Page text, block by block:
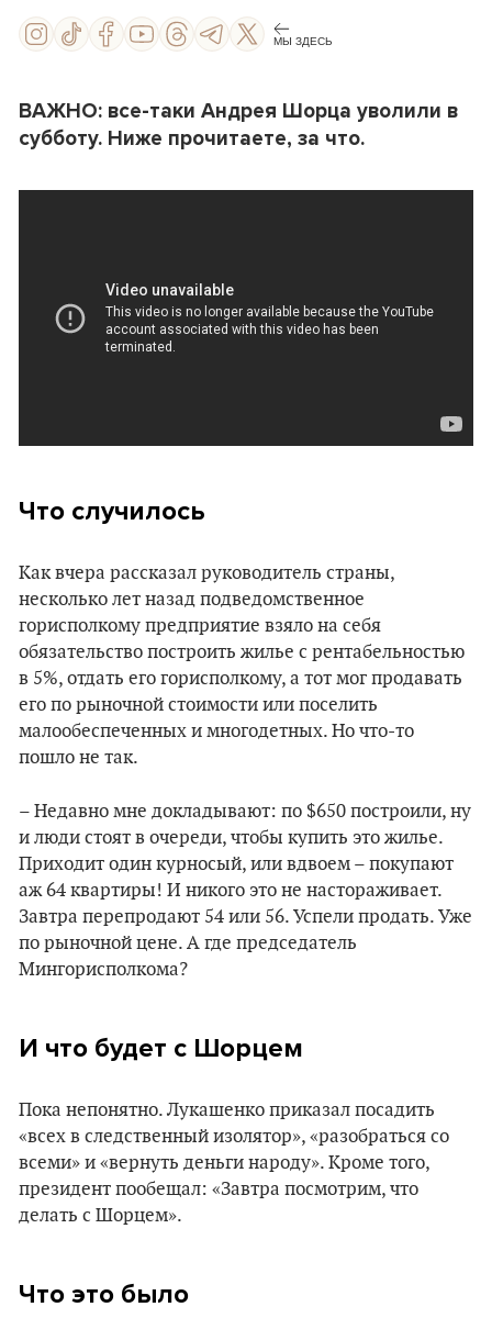
МЫ ЗДЕСЬ
ВАЖНО: все-таки Андрея Шорца уволили в
субботу. Ниже прочитаете, за что.
Что случилось
Как вчера рассказал руководитель страны,
несколько лет назад подведомственное
горисполкому предприятие взяло на себя
обязательство построить жилье с рентабельностью
в 5%, отдать его горисполкому, а тот мог продавать
его по рыночной стоимости или поселить
малообеспеченных и многодетных. Но что-то
пошло не так.
– Недавно мне докладывают: по $650 построили, ну
и люди стоят в очереди, чтобы купить это жилье.
Приходит один курносый, или вдвоем – покупают
аж 64 квартиры! И никого это не настораживает.
Завтра перепродают 54 или 56. Успели продать. Уже
по рыночной цене. А где председатель
Мингорисполкома?
И что будет с Шорцем
Пока непонятно. Лукашенко приказал посадить
«всех в следственный изолятор», «разобраться со
всеми» и «вернуть деньги народу». Кроме того,
президент пообещал: «Завтра посмотрим, что
делать с Шорцем».
Что это было